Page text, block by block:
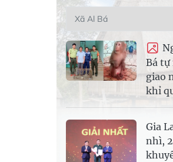
Bá tự
giao
khỉ
Gia
nhì,